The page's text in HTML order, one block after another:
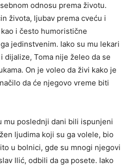
odnosu prema životu.
života, ljubav prema cveću i
i često humoristične
jedinstvenim. Iako su mu lekari
dijalize, Toma nije želeo da se
On je voleo da živi kako je
da će njegovo vreme biti
mu poslednji dani bili ispunjeni
ljudima koji su ga volele, bio
u bolnici, gde su mnogi njegovi
Ilić, odbili da ga posete. Iako